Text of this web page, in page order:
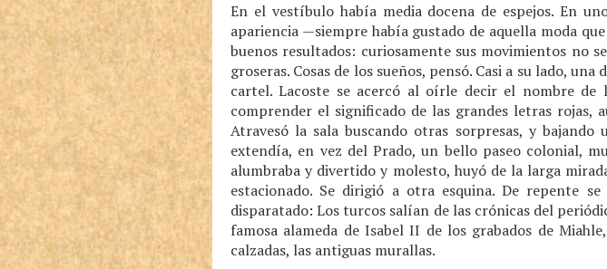
En el vestíbulo había media docena de espejos. En
apariencia —siempre había gustado de aquella moda
buenos resultados: curiosamente sus movimientos no
groseras. Cosas de los sueños, pensó. Casi a su lado,
cartel. Lacoste se acercó al oírle decir el nombre
comprender el significado de las grandes letras rojas,
Atravesó la sala buscando otras sorpresas, y
extendía, en vez del Prado, un bello paseo colonial,
alumbraba y divertido y molesto, huyó de la larga
estacionado. Se dirigió a otra esquina. De repente
disparatado: Los turcos salían de las crónicas del
famosa alameda de Isabel II de los grabados de
calzadas, las antiguas murallas.